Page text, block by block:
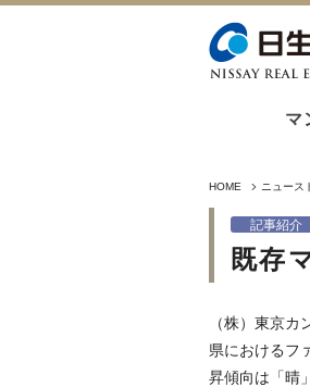
マ
HOME ニュース
記事紹介
既存
（株）東京
県におけるフ
昇傾向は「晴